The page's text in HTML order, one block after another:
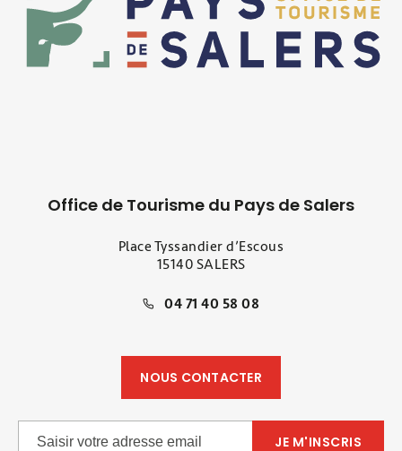
Office de Tourisme du Pays de Salers
Place Tyssandier d’Escous
15140 SALERS
04 71 40 58 08
NOUS CONTACTER